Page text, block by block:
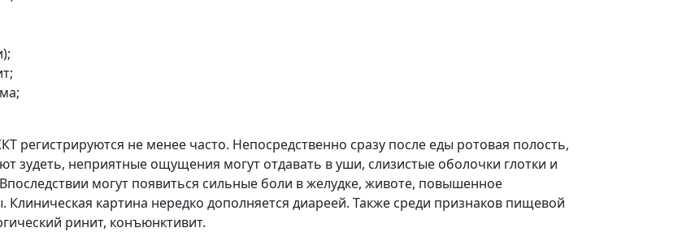
регистрируются не менее часто. Непосредственно сразу после еды ротовая полость,
зудеть, неприятные ощущения могут отдавать в уши, слизистые оболочки глотки и
могут появиться сильные боли в желудке, животе, повышенное
Клиническая картина нередко дополняется диареей. Также среди признаков пищевой
ринит, конъюнктивит.